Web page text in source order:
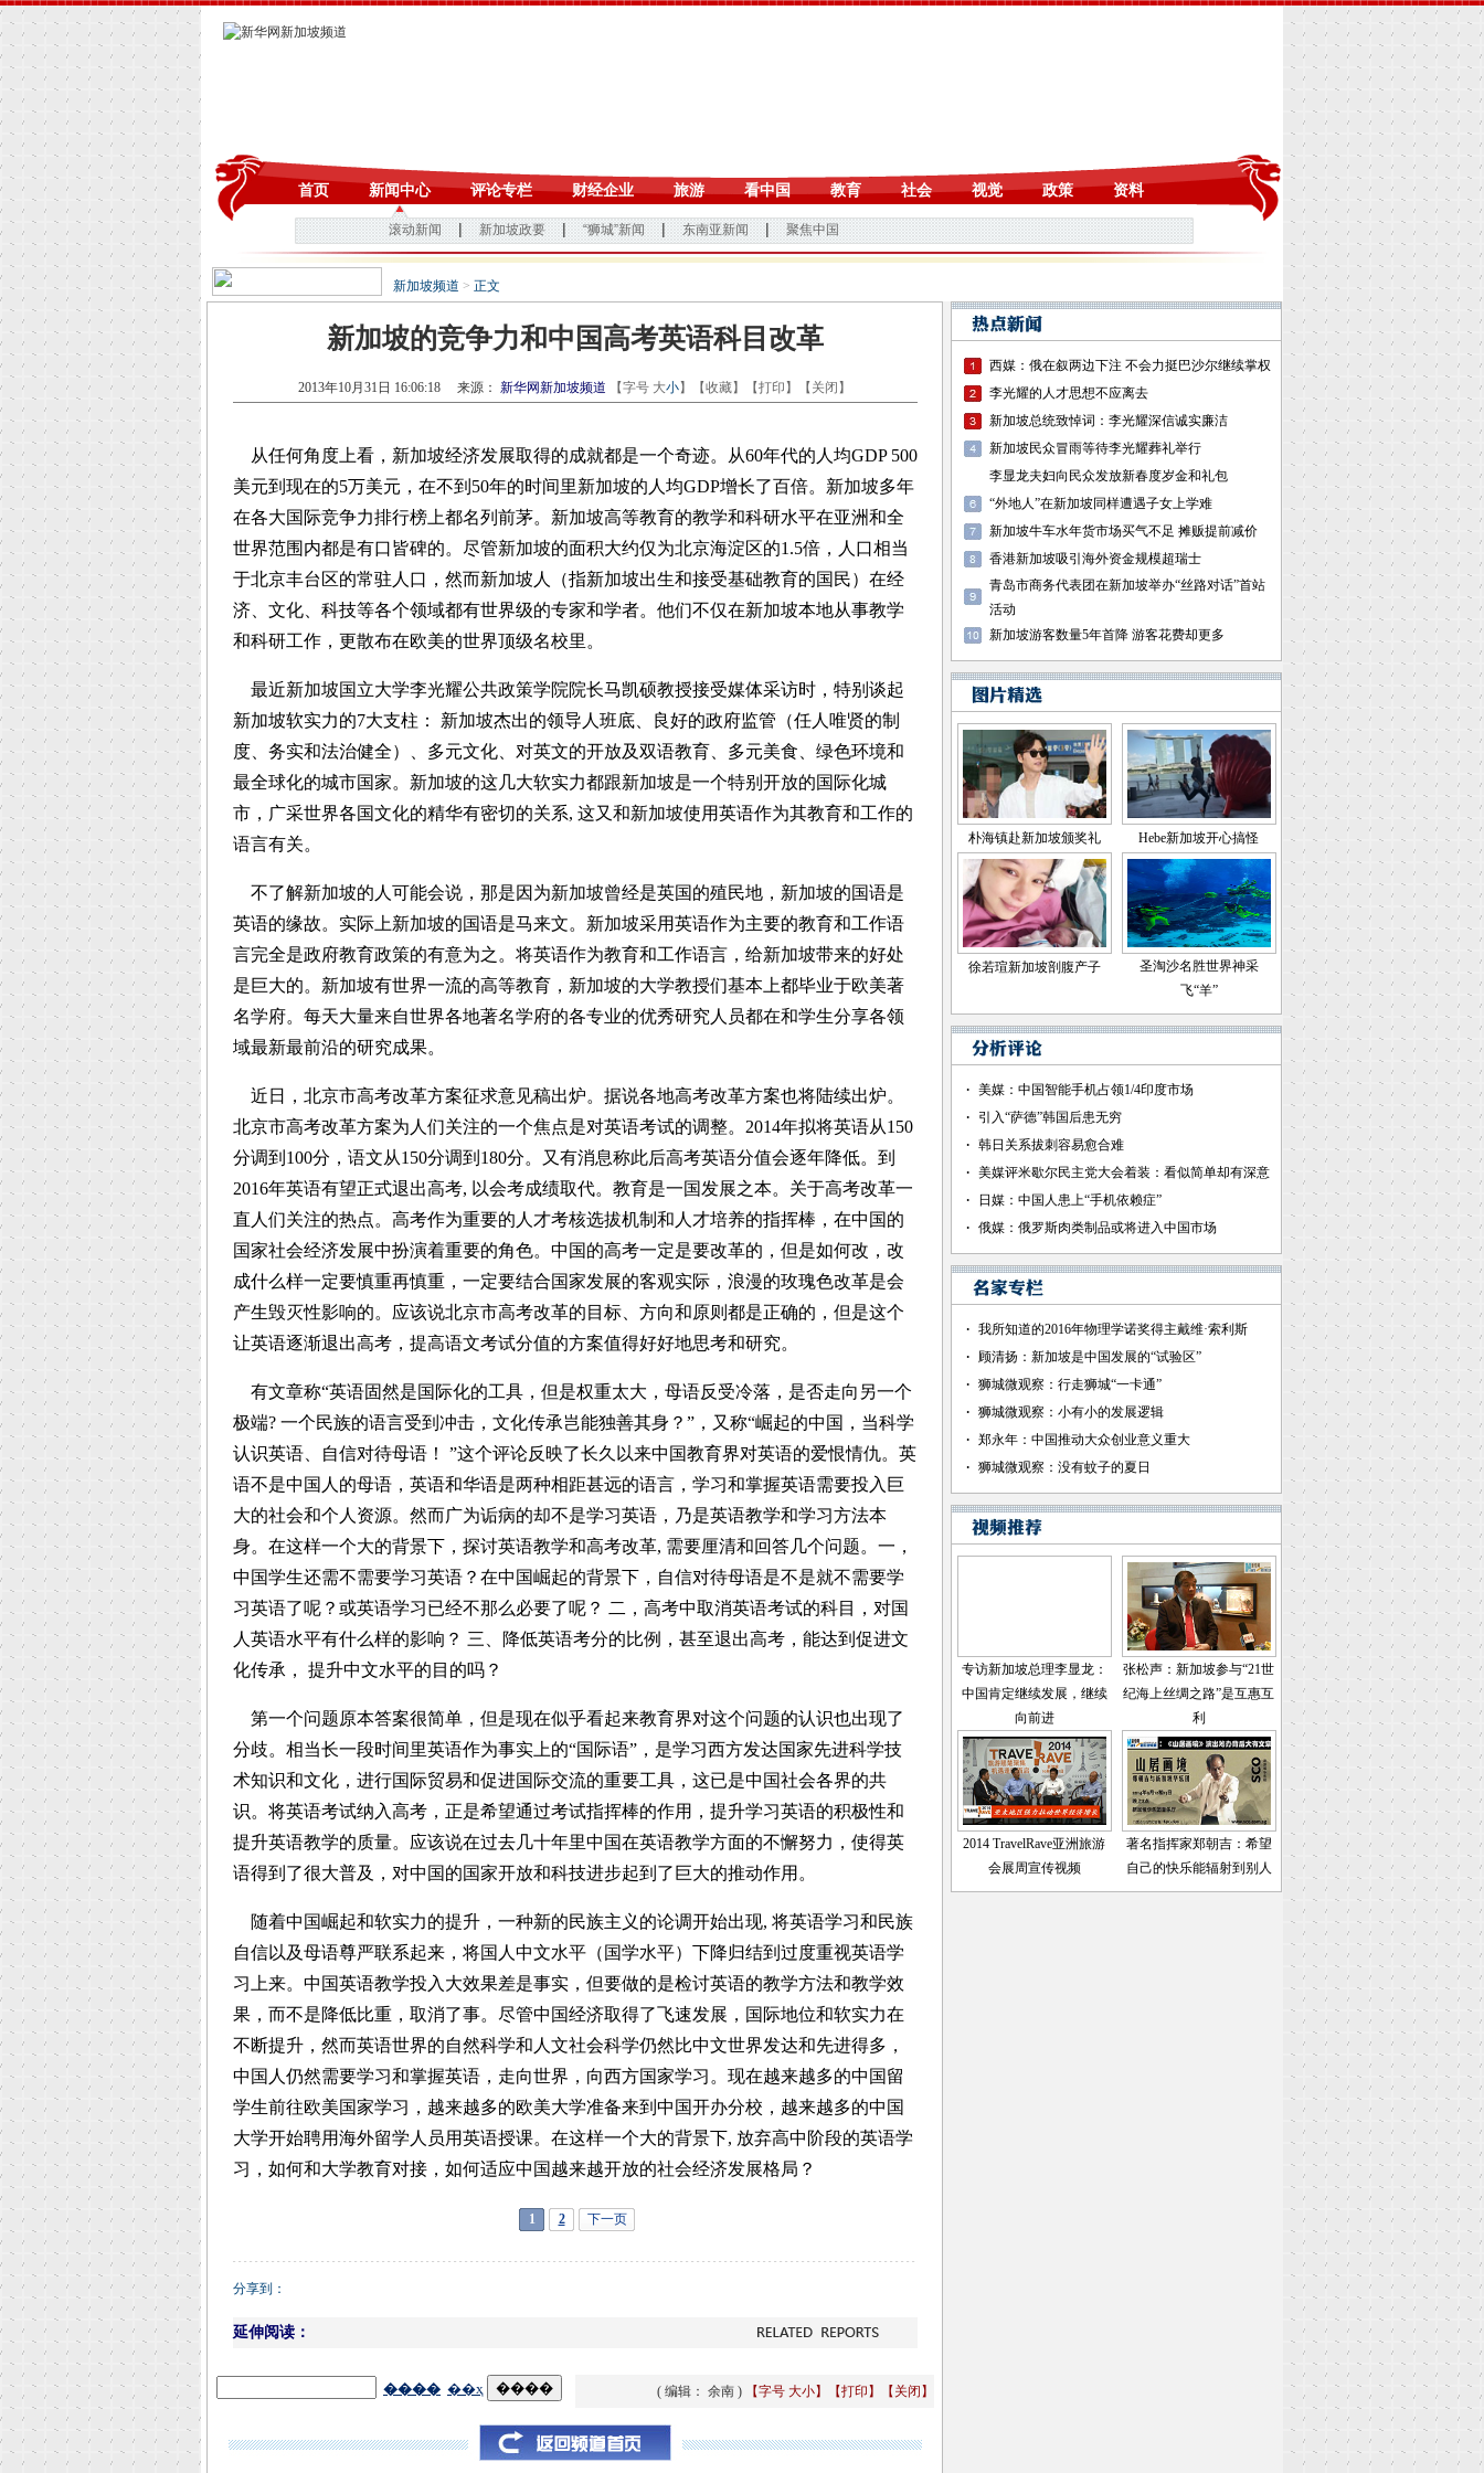
新加坡频道 > 正文
新加坡的竞争力和中国高考英语科目改革
2013年10月31日 16:06:18 来源： 新华网新加坡频道 【字号 大小】【收藏】【打印 】【 关闭 】
从任何角度上看，新加坡经济发展取得的成就都是一个奇迹。从60年代的人均GDP 500
美元到现在的5万美元，在不到50年的时间里新加坡的人均GDP增长了百倍。新加坡多年
在各大国际竞争力排行榜上都名列前茅。新加坡高等教育的教学和科研水平在亚洲和全
世界范围内都是有口皆碑的。尽管新加坡的面积大约仅为北京海淀区的1.5倍，人口相当
于北京丰台区的常驻人口，然而新加坡人（指新加坡出生和接受基础教育的国民）在经
济、文化、科技等各个领域都有世界级的专家和学者。他们不仅在新加坡本地从事教学
和科研工作，更散布在欧美的世界顶级名校里。
最近新加坡国立大学李光耀公共政策学院院长马凯硕教授接受媒体采访时，特别谈起
新加坡软实力的7大支柱： 新加坡杰出的领导人班底、良好的政府监管（任人唯贤的制
度、务实和法治健全）、多元文化、对英文的开放及双语教育、多元美食、绿色环境和
最全球化的城市国家。新加坡的这几大软实力都跟新加坡是一个特别开放的国际化城
市，广采世界各国文化的精华有密切的关系, 这又和新加坡使用英语作为其教育和工作的
语言有关。
不了解新加坡的人可能会说，那是因为新加坡曾经是英国的殖民地，新加坡的国语是
英语的缘故。实际上新加坡的国语是马来文。新加坡采用英语作为主要的教育和工作语
言完全是政府教育政策的有意为之。将英语作为教育和工作语言，给新加坡带来的好处
是巨大的。新加坡有世界一流的高等教育，新加坡的大学教授们基本上都毕业于欧美著
名学府。每天大量来自世界各地著名学府的各专业的优秀研究人员都在和学生分享各领
域最新最前沿的研究成果。
近日，北京市高考改革方案征求意见稿出炉。据说各地高考改革方案也将陆续出炉。
北京市高考改革方案为人们关注的一个焦点是对英语考试的调整。2014年拟将英语从150
分调到100分，语文从150分调到180分。又有消息称此后高考英语分值会逐年降低。到
2016年英语有望正式退出高考, 以会考成绩取代。教育是一国发展之本。关于高考改革一
直人们关注的热点。高考作为重要的人才考核选拔机制和人才培养的指挥棒，在中国的
国家社会经济发展中扮演着重要的角色。中国的高考一定是要改革的，但是如何改，改
成什么样一定要慎重再慎重，一定要结合国家发展的客观实际，浪漫的玫瑰色改革是会
产生毁灭性影响的。应该说北京市高考改革的目标、方向和原则都是正确的，但是这个
让英语逐渐退出高考，提高语文考试分值的方案值得好好地思考和研究。
有文章称“英语固然是国际化的工具，但是权重太大，母语反受冷落，是否走向另一个
极端? 一个民族的语言受到冲击，文化传承岂能独善其身？”，又称“崛起的中国，当科学
认识英语、自信对待母语！ ”这个评论反映了长久以来中国教育界对英语的爱恨情仇。英
语不是中国人的母语，英语和华语是两种相距甚远的语言，学习和掌握英语需要投入巨
大的社会和个人资源。然而广为诟病的却不是学习英语，乃是英语教学和学习方法本
身。在这样一个大的背景下，探讨英语教学和高考改革, 需要厘清和回答几个问题。一，
中国学生还需不需要学习英语？在中国崛起的背景下，自信对待母语是不是就不需要学
习英语了呢？或英语学习已经不那么必要了呢？ 二，高考中取消英语考试的科目，对国
人英语水平有什么样的影响？ 三、降低英语考分的比例，甚至退出高考，能达到促进文
化传承， 提升中文水平的目的吗？
第一个问题原本答案很简单，但是现在似乎看起来教育界对这个问题的认识也出现了
分歧。相当长一段时间里英语作为事实上的“国际语”，是学习西方发达国家先进科学技
术知识和文化，进行国际贸易和促进国际交流的重要工具，这已是中国社会各界的共
识。将英语考试纳入高考，正是希望通过考试指挥棒的作用，提升学习英语的积极性和
提升英语教学的质量。应该说在过去几十年里中国在英语教学方面的不懈努力，使得英
语得到了很大普及，对中国的国家开放和科技进步起到了巨大的推动作用。
随着中国崛起和软实力的提升，一种新的民族主义的论调开始出现, 将英语学习和民族
自信以及母语尊严联系起来，将国人中文水平（国学水平）下降归结到过度重视英语学
习上来。中国英语教学投入大效果差是事实，但要做的是检讨英语的教学方法和教学效
果，而不是降低比重，取消了事。尽管中国经济取得了飞速发展，国际地位和软实力在
不断提升，然而英语世界的自然科学和人文社会科学仍然比中文世界发达和先进得多，
中国人仍然需要学习和掌握英语，走向世界，向西方国家学习。现在越来越多的中国留
学生前往欧美国家学习，越来越多的欧美大学准备来到中国开办分校，越来越多的中国
大学开始聘用海外留学人员用英语授课。在这样一个大的背景下, 放弃高中阶段的英语学
习，如何和大学教育对接，如何适应中国越来越开放的社会经济发展格局？
1 2 下一页
分享到：
延伸阅读：
( 编辑： 余南 ) 【字号 大小】 【打印 】 【 关闭 】